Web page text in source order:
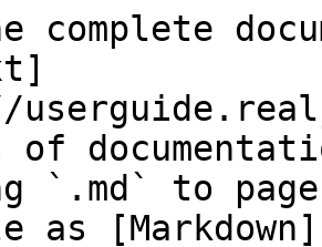
complete
of
`.md` to
as [Markdown]